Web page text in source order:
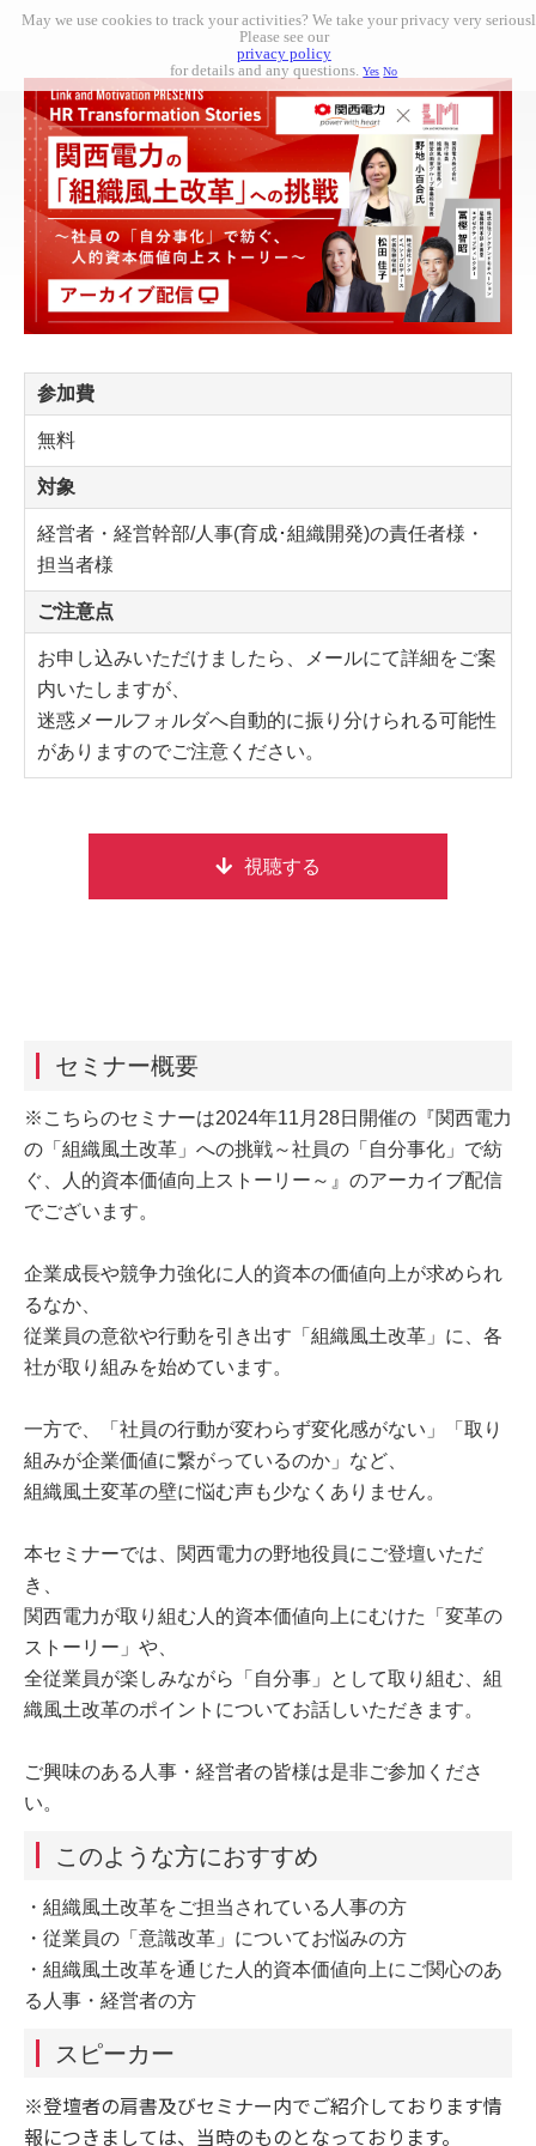
参加費
無料
対象
経営者・経営幹部/人事(育成･組織開発)の責任者様・
担当者様
ご注意点
お申し込みいただけましたら、メールにて詳細をご案
内いたしますが、
迷惑メールフォルダへ自動的に振り分けられる可能性
がありますのでご注意ください。
視聴する
セミナー概要
※こちらのセミナーは2024年11月28日開催の『関西電力
の「組織風土改革」への挑戦～社員の「自分事化」で紡
ぐ、人的資本価値向上ストーリー～』のアーカイブ配信
でございます。
企業成長や競争力強化に人的資本の価値向上が求められ
るなか、
従業員の意欲や行動を引き出す「組織風土改革」に、各
社が取り組みを始めています。
一方で、「社員の行動が変わらず変化感がない」「取り
組みが企業価値に繋がっているのか」など、
組織風土変革の壁に悩む声も少なくありません。
本セミナーでは、関西電力の野地役員にご登壇いただ
き、
関西電力が取り組む人的資本価値向上にむけた「変革の
ストーリー」や、
全従業員が楽しみながら「自分事」として取り組む、組
織風土改革のポイントについてお話しいただきます。
ご興味のある人事・経営者の皆様は是非ご参加くださ
い。
このような方におすすめ
・組織風土改革をご担当されている人事の方
・従業員の「意識改革」についてお悩みの方
・組織風土改革を通じた人的資本価値向上にご関心のあ
る人事・経営者の方
スピーカー
※登壇者の肩書及びセミナー内でご紹介しております情
報につきましては、当時のものとなっております。
May we use cookies to track your activities? We take your privacy very
Please see our
privacy policy
for details and any questions.Yes No